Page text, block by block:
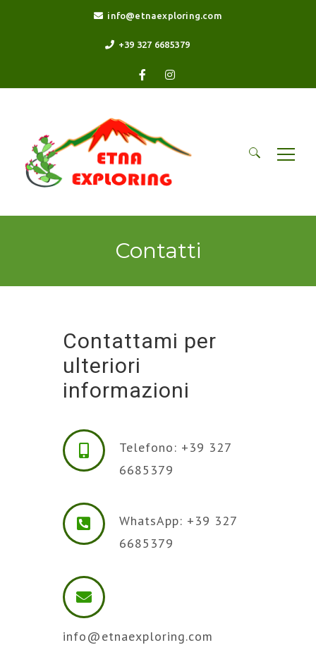
info@etnaexploring.com
+39 327 6685379
Contatti
Contattami per
ulteriori
informazioni
Telefono: +39 327
6685379
WhatsApp: +39 327
6685379
info@etnaexploring.com